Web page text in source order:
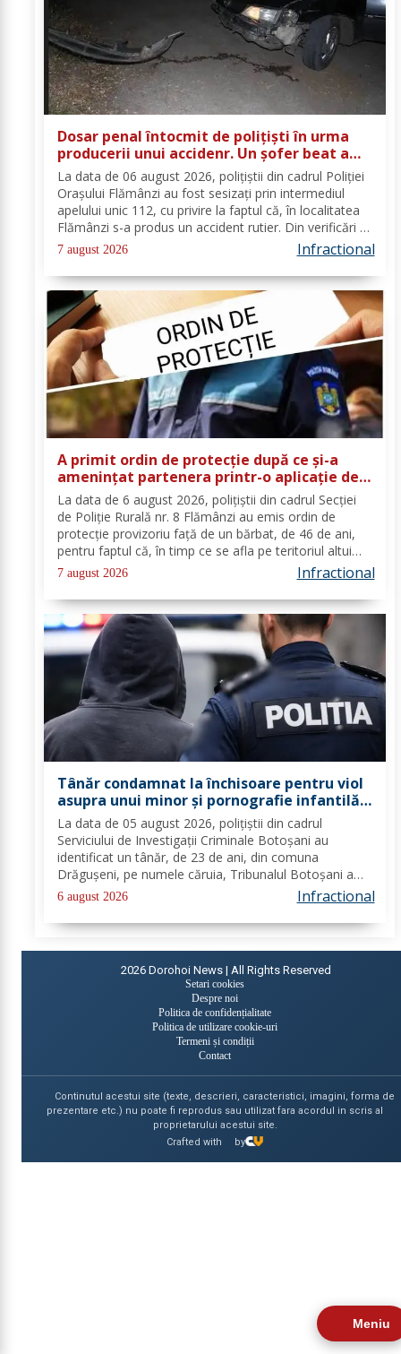
Meniu
Dosar penal întocmit de polițiști în urma
producerii unui accidenr. Un șofer beat a
lovit un cap de pod
La data de 06 august 2026, polițiștii din cadrul Poliției
Orașului Flămânzi au fost sesizați prin intermediul
apelului unic 112, cu privire la faptul că, în localitatea
Flămânzi s-a produs un accident rutier. Din verificări a
reieșit faptul că, în timp ce se deplasa pe strada
Tulburea din orașul...
7 august 2026 Infractional
A primit ordin de protecție după ce și-a
amenințat partenera printr-o aplicație de
mesagerie
La data de 6 august 2026, polițiștii din cadrul Secției
de Poliție Rurală nr. 8 Flămânzi au emis ordin de
protecție provizoriu față de un bărbat, de 46 de ani,
pentru faptul că, în timp ce se afla pe teritoriul altui
stat, și-ar fi amenințat partenera, prin intermediul unor
mesaje transmise...
7 august 2026 Infractional
Tânăr condamnat la închisoare pentru viol
asupra unui minor și pornografie infantilă,
identificat de polițiști
La data de 05 august 2026, polițiștii din cadrul
Serviciului de Investigații Criminale Botoșani au
identificat un tânăr, de 23 de ani, din comuna
Drăgușeni, pe numele căruia, Tribunalul Botoșani a
emis un mandat de executare a pedepsei cu
închisoarea. Tânărul a fost condamnat la 4 ani și 5 luni
de...
6 august 2026 Infractional
2026 Dorohoi News | All Rights Reserved
Setari cookies
Despre noi
Politica de confidențialitate
Politica de utilizare cookie-uri
Termeni și condiții
Contact
Continutul acestui site (texte, descrieri, caracteristici, imagini, forma de
prezentare etc.) nu poate fi reprodus sau utilizat fara acordul in scris al
proprietarului acestui site.
Crafted with
by